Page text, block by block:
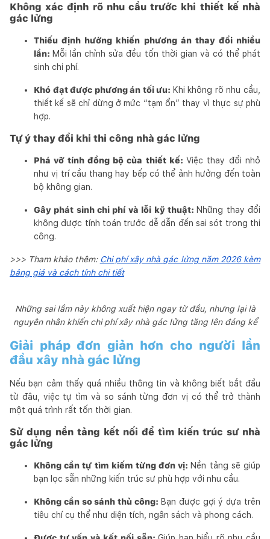
Không xác định rõ nhu cầu trước khi thiết kế nhà
gác lửng
Thiếu định hướng khiến phương án thay đổi nhiều
lần: Mỗi lần chỉnh sửa đều tốn thời gian và có thể phát
sinh chi phí.
Khó đạt được phương án tối ưu: Khi không rõ nhu cầu,
thiết kế sẽ chỉ dừng ở mức “tạm ổn” thay vì thực sự phù
hợp.
Tự ý thay đổi khi thi công nhà gác lửng
Phá vỡ tính đồng bộ của thiết kế:Việc thay đổi nhỏ
như vị trí cầu thang hay bếp có thể ảnh hưởng đến toàn
bộ không gian.
Gây phát sinh chi phí và lỗi kỹ thuật: Những thay đổi
không được tính toán trước dễ dẫn đến sai sót trong thi
công.
>>> Tham khảo thêm: Chi phí xây nhà gác lửng năm 2026 kèm
bảng giá và cách tính chi tiết
Những sai lầm này không xuất hiện ngay từ đầu, nhưng lại là
nguyên nhân khiến chi phí xây nhà gác lửng tăng lên đáng kể
Giải pháp đơn giản hơn cho người lần
đầu xây nhà gác lửng
Nếu bạn cảm thấy quá nhiều thông tin và không biết bắt đầu
từ đâu, việc tự tìm và so sánh từng đơn vị có thể trở thành
một quá trình rất tốn thời gian.
Sử dụng nền tảng kết nối để tìm kiến trúc sư nhà
gác lửng
Không cần tự tìm kiếm từng đơn vị: Nền tảng sẽ giúp
bạn lọc sẵn những kiến trúc sư phù hợp với nhu cầu.
Không cần so sánh thủ công: Bạn được gợi ý dựa trên
tiêu chí cụ thể như diện tích, ngân sách và phong cách.